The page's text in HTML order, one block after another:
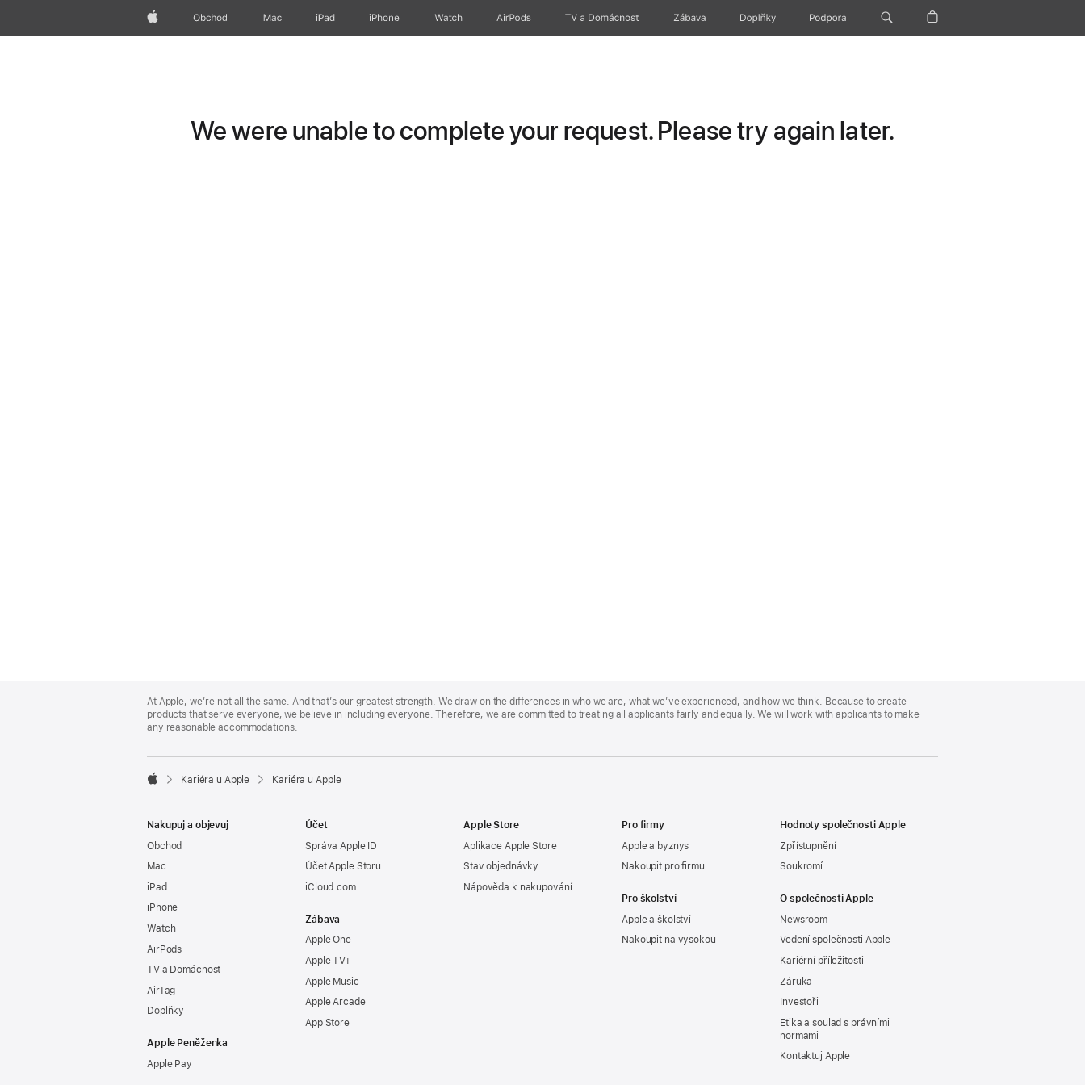
AppleObchod Mac iPad iPhone Watch AirPods TV a Domácnost Zábava Doplňky Podpora
We were unable to complete your request. Please try again later.
Footer
At Apple, we’re not all the same. And that’s our greatest strength. We draw on the differences in who we are, what we’ve experienced, and how we think. Because to create
products that serve everyone, we believe in including everyone. Therefore, we are committed to treating all applicants fairly and equally. We will work with applicants to make
any reasonable accommodations.

Kariéra u Apple Kariéra u Apple
Nakupuj a objevuj
Obchod
Mac
iPad
iPhone
Watch
AirPods
TV a Domácnost
AirTag
Doplňky
Apple Peněženka
Apple Pay
Účet
Správa Apple ID
Účet Apple Storu
iCloud.com
Zábava
Apple One
Apple TV+
Apple Music
Apple Arcade
App Store
Apple Store
Aplikace Apple Store
Stav objednávky
Nápověda k nakupování
Pro firmy
Apple a byznys
Nakoupit pro firmu
Pro školství
Apple a školství
Nakoupit na vysokou
Hodnoty společnosti Apple
Zpřístupnění
Soukromí
O společnosti Apple
Newsroom
Vedení společnosti Apple
Kariérní příležitosti
Záruka
Investoři
Etika a soulad s právními
normami
Kontaktuj Apple